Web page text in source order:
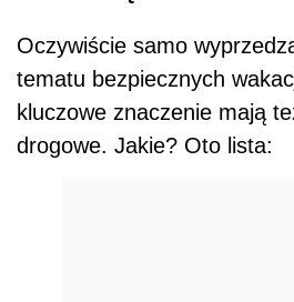
Oczywiście samo
tematu bezpiecznych
kluczowe znaczenie mają
drogowe. Jakie? Oto lista: